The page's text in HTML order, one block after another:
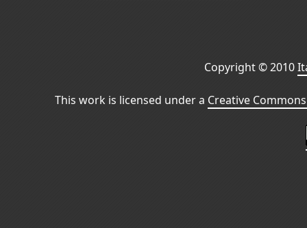
Copyright © 2010
This work is licensed under a Creative